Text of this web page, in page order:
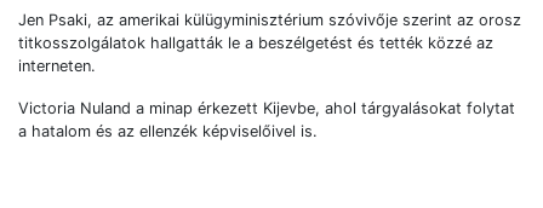
Jen Psaki, az amerikai külügyminisztérium szóvivője szerint az orosz
titkosszolgálatok hallgatták le a beszélgetést és tették közzé az
interneten.
Victoria Nuland a minap érkezett Kijevbe, ahol tárgyalásokat folytat
a hatalom és az ellenzék képviselőivel is.